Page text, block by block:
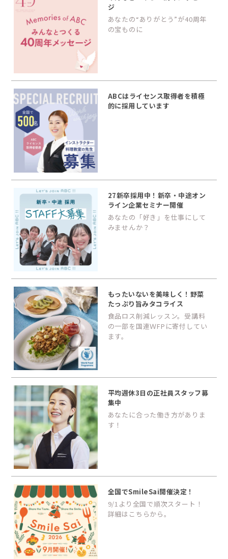
ジ
あなたの“ありがとう”が40周年
の宝ものに
ABCはライセンス取得者を積極
的に採用しています
27新卒採用中！新卒・中途オン
ライン企業セミナー開催
あなたの「好き」を仕事にして
みませんか？
もったいないを美味しく！野菜
たっぷり旨みタコライス
食品ロス削減レッスン。受講料
の一部を国連ＷFPに寄付してい
ます。
平均週休3日の正社員スタッフ募
集中
あなたに合った働き方がありま
す！
全国でSmileSai開催決定！
9/1より全国で順次スタート！
詳細はこちらから。